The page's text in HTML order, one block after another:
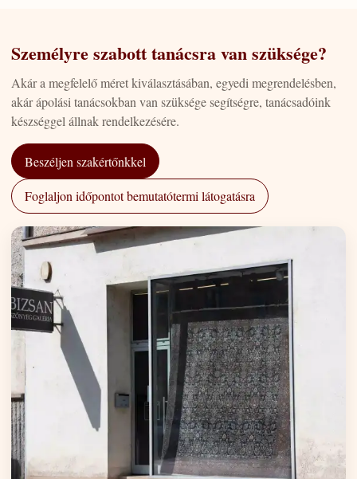
Személyre szabott tanácsra van szüksége?
Akár a megfelelő méret kiválasztásában, egyedi megrendelésben,
akár ápolási tanácsokban van szüksége segítségre, tanácsadóink
készséggel állnak rendelkezésére.
Beszéljen szakértőnkkel
Foglaljon időpontot bemutatótermi látogatásra